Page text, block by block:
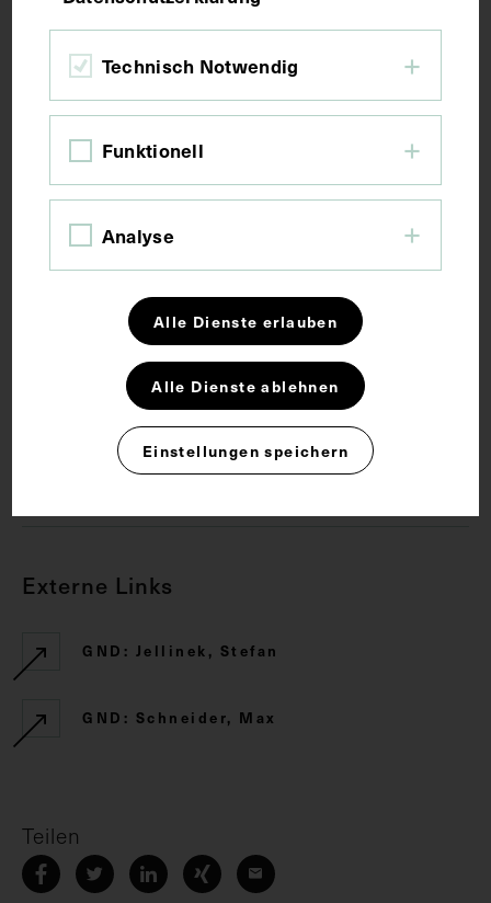
Kurzbeschreibung
Originalfotografie von Max Schneider.
Elektropathologie
Externe Links
GND: Jellinek, Stefan
GND: Schneider, Max
Teilen
Technisch Notwendig
Funktionell
Analyse
Alle Dienste erlauben
Alle Dienste ablehnen
Einstellungen speichern